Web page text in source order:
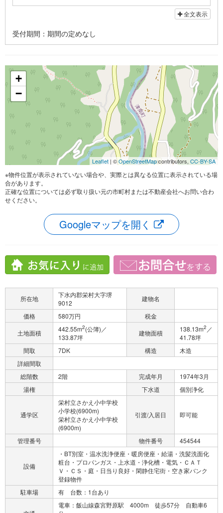
・住宅屋根の雪下ろしの安全対策措置のための工事費の２
全文表示
受付期間：期間の定めなし
+
−
Leaflet | ©OpenStreetMapcontributors, CC-BY-SA
※物件位置が表示されていない場合や、実際とは異なる位置に表示されている場
合があります。
正確な位置については必ず取り扱い元の市町村または不動産会社へお問い合わ
せください。
Googleマップを開く
所在地
下水内郡栄村大字堺
9012
建物名
価格 580万円
税金
土地面積
442.55m2(公簿)／
133.87坪
建物面積 138.13m2 ／
41.78坪
間取
7DK 構造
木造
詳細間取
総階数
2階 完成年月
1974年3月
湯権
下水道 個別浄化
通学区
栄村立さかえ小中学校
小学校(6900m)
栄村立さかえ小中学校
(6900m)
引渡/入居日 即可能
管理番号 物件番号 454544
設備
・BT別室・温水洗浄便座・暖房便座・給湯・洗髪洗面化
粧台・プロパンガス・上水道・浄化槽・電気・ＣＡＴ
Ｖ・ＣＳ・庭・日当り良好・閑静住宅街・空き家バンク
登録物件
駐車場
有 台数：1台あり
電車：飯山線森宮野原駅 4000m 徒歩57分 自動車6